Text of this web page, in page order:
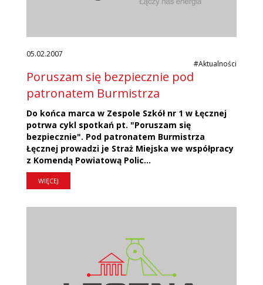
05.02.2007
#Aktualności
Poruszam się bezpiecznie pod
patronatem Burmistrza
Do końca marca w Zespole Szkół nr 1 w Łęcznej
potrwa cykl spotkań pt. "Poruszam się
bezpiecznie". Pod patronatem Burmistrza
Łęcznej prowadzi je Straż Miejska we współpracy
z Komendą Powiatową Polic...
WIĘCEJ